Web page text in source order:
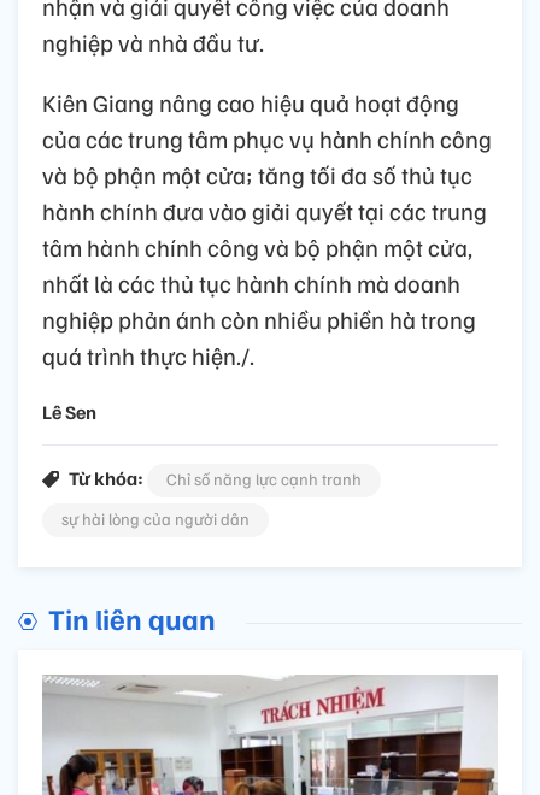
nhận và giải quyết công việc của doanh
nghiệp và nhà đầu tư.
Kiên Giang nâng cao hiệu quả hoạt động
của các trung tâm phục vụ hành chính công
và bộ phận một cửa; tăng tối đa số thủ tục
hành chính đưa vào giải quyết tại các trung
tâm hành chính công và bộ phận một cửa,
nhất là các thủ tục hành chính mà doanh
nghiệp phản ánh còn nhiều phiền hà trong
quá trình thực hiện./.
Lê Sen
Từ khóa:
Chỉ số năng lực cạnh tranh
sự hài lòng của người dân
Tin liên quan